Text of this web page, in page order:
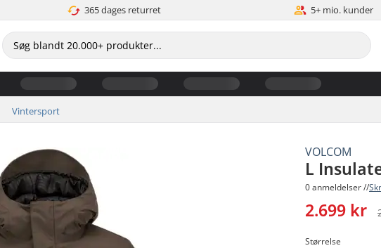
365 dages returret 5+ mio. kunder
Vintersport
VOLCOM
L
0 anmeldelser //
2.699 kr
Størrelse